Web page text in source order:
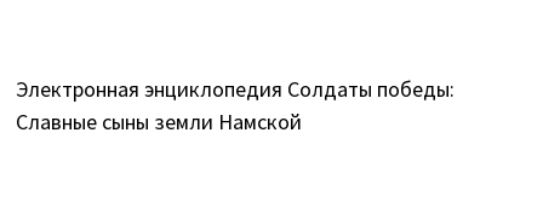
Электронная энциклопедия Солдаты победы:
Славные сыны земли Намской